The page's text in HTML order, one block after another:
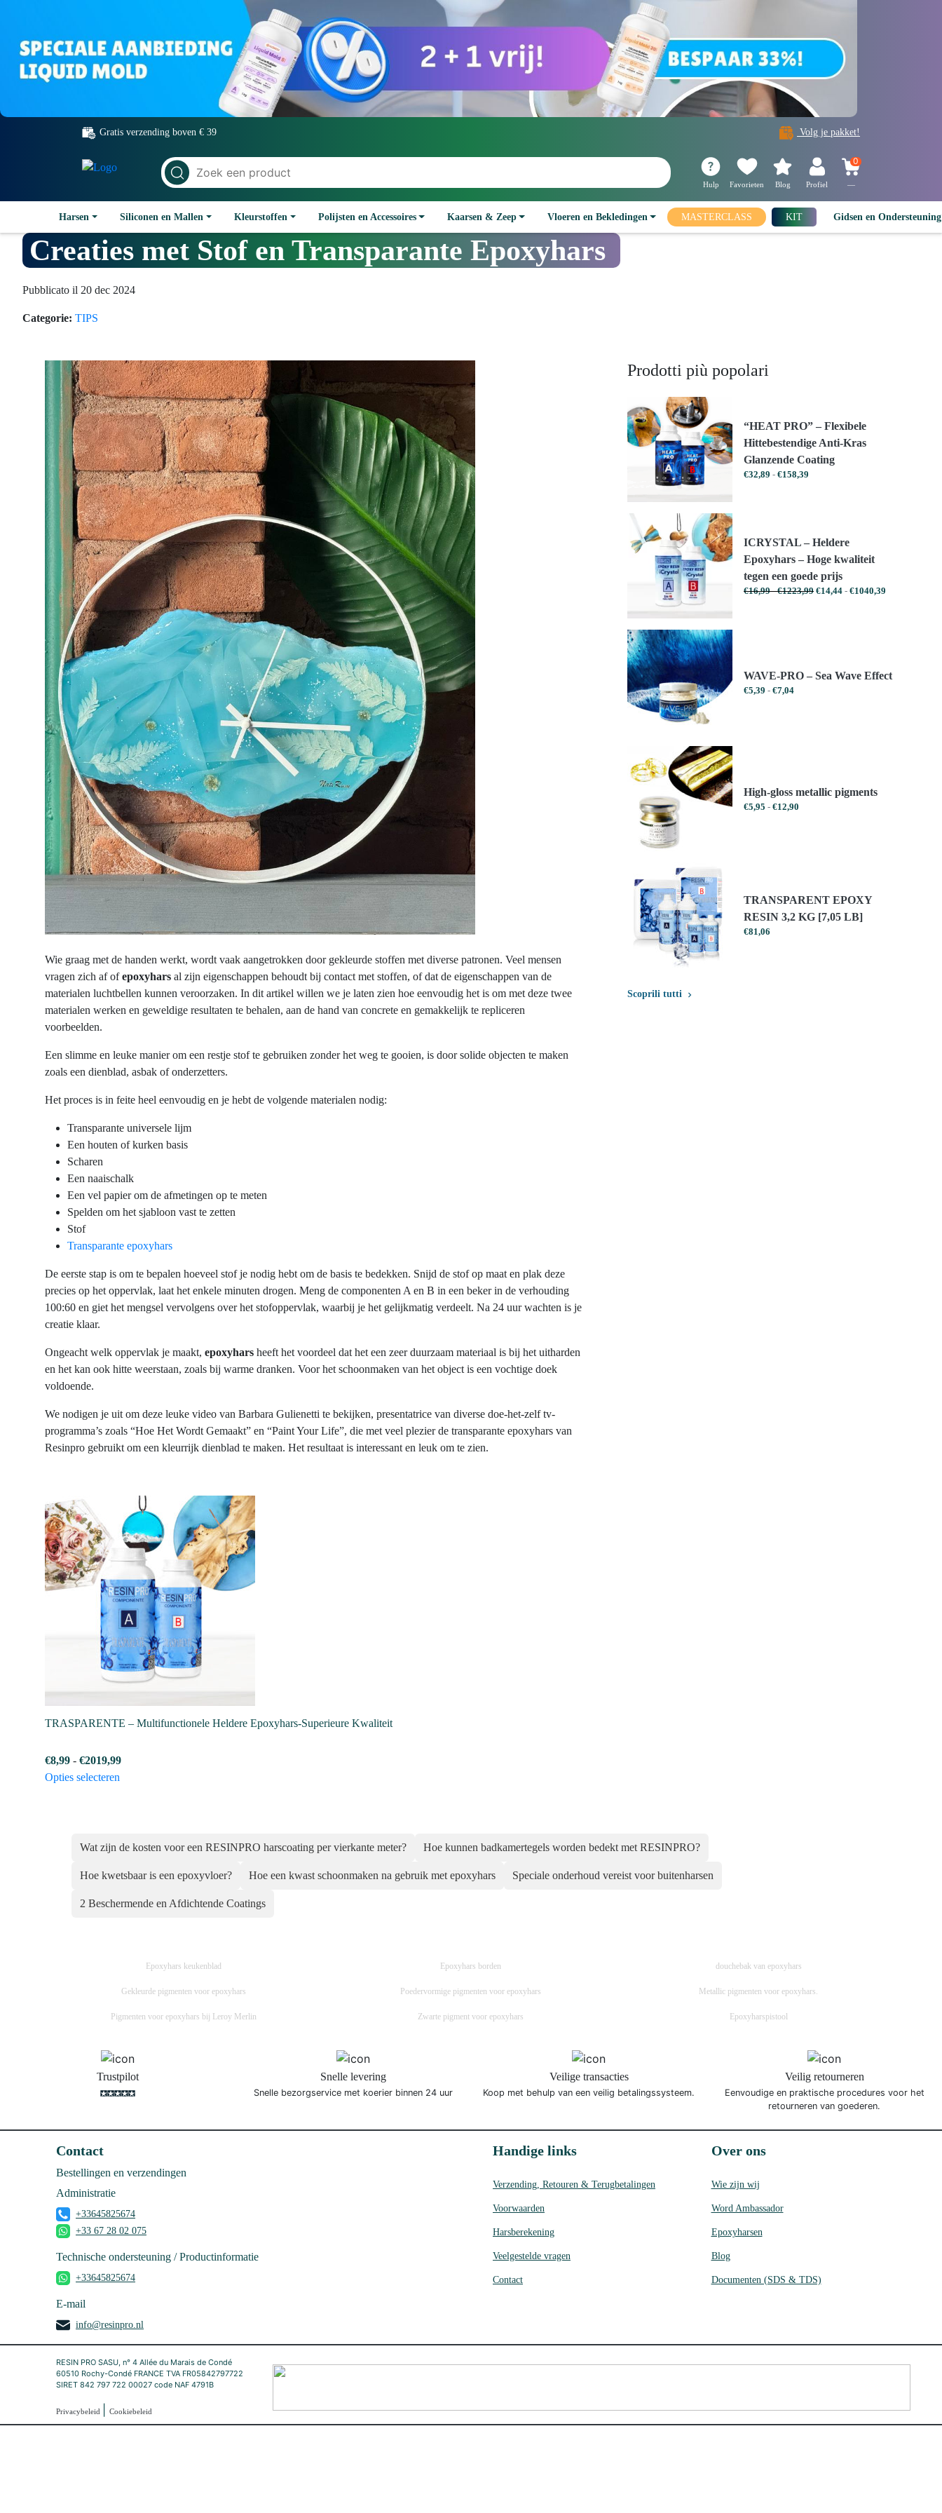
Gratis verzending boven € 39 Volg je pakket!
Hulp Favorieten Blog Profiel
0
—
Harsen Siliconen en Mallen Kleurstoffen Polijsten en Accessoires Kaarsen & Zeep Vloeren en Bekledingen MASTERCLASS KIT Gidsen en
Creaties met Stof en Transparante Epoxyhars
Pubblicato il 20 dec 2024
Categorie: TIPS
Wie graag met de handen werkt, wordt vaak aangetrokken door gekleurde stoffen met diverse patronen. Veel mensen
vragen zich afofepoxyhars al zijn eigenschappen behoudt bij contact met stoffen, ofdat de eigenschappen van de
materialen luchtbellen kunnen veroorzaken. In dit artikel willen we je laten zien hoe eenvoudig het is om met deze twee
materialen werken en geweldige resultaten te behalen, aan de hand van concrete en gemakkelijk te repliceren
voorbeelden.
Een slimme en leuke manierom een restje stof te gebruiken zonderhet weg te gooien, is doorsolide objecten te maken
zoals een dienblad, asbak ofonderzetters.
Het proces is in feite heel eenvoudig en je hebt de volgende materialen nodig:
Transparante universele lijm
Een houten of kurken basis
Scharen
Een naaischalk
Een vel papier om de afmetingen op te meten
Spelden om het sjabloon vast te zetten
Stof
Transparante epoxyhars
De eerste stap is om te bepalen hoeveel stofje nodig hebt om de basis te bedekken. Snijd de stofop maat en plak deze
precies op het oppervlak, laat het enkele minuten drogen. Meng de componenten A en B in een bekerin de verhouding
100:60 en giet het mengsel vervolgens over het stofoppervlak, waarbij je het gelijkmatig verdeelt. Na 24 uur wachten is je
creatie klaar.
Ongeacht welk oppervlak je maakt, epoxyhars heeft het voordeel dat het een zeer duurzaam materiaal is bij het uitharden
en het kan ook hitte weerstaan, zoals bij warme dranken. Voor het schoonmaken van het object is een vochtige doek
voldoende.
We nodigen je uit om deze leuke video van Barbara Gulienetti te bekijken, presentatrice van diverse doe-het-zelftv-
programma’s zoals “Hoe Het Wordt Gemaakt” en “Paint Your Life”, die met veel plezierde transparante epoxyhars van
Resinpro gebruikt om een kleurrijk dienblad te maken. Het resultaat is interessant en leuk om te zien.
TRASPARENTE – Multifunctionele Heldere Epoxyhars-Superieure Kwaliteit
€8,99 - €2019,99Prijsklasse:
Opties selecteren
variaties.
optie
gekozen
Prodotti più popolari
“HEAT PRO” – Flexibele
Hittebestendige Anti-Kras
Glanzende Coating
€32,89 - €158,39Prijsklasse:
ICRYSTAL – Heldere
Epoxyhars – Hoge kwaliteit
tegen een goede prijs
€16,99 - €1223,99Prijsklasse:
€14,44 - €1040,39Prijsklasse:
WAVE-PRO – Sea Wave Effect
€5,39 - €7,04Prijsklasse:
High-gloss metallic pigments
€5,95 - €12,90Prijsklasse:
TRANSPARENT EPOXY
RESIN 3,2 KG [7,05 LB]
€81,06
Scoprili tutti
Wat zijn de kosten voor een RESINPRO harscoating per vierkante meter? Hoe kunnen badkamertegels worden bedekt met RESINPRO?
Hoe kwetsbaar is een epoxyvloer? Hoe een kwast schoonmaken na gebruik met epoxyhars Speciale onderhoud vereist voor buitenharsen
2 Beschermende en Afdichtende Coatings
Epoxyhars keukenblad Epoxyhars borden douchebak van epoxyhars
Gekleurde pigmenten voor epoxyhars Poedervormige pigmenten voor epoxyhars Metallic pigmenten voor epoxyhars.
Pigmenten voor epoxyhars bij Leroy Merlin Zwarte pigment voor epoxyhars Epoxyharspistool
Trustpilot Snelle levering
Snelle bezorgservice met koerier binnen 24 uur
Veilige transacties
Koop met behulp van een veilig betalingssysteem.
Veilig retourneren
Eenvoudige en praktische procedures voor het
retourneren van goederen.
Contact
Bestellingen en verzendingen
Administratie
+33645825674
+33 67 28 02 075
Technische ondersteuning / Productinformatie
+33645825674
E-mail
info@resinpro.nl
Handige links
Verzending, Retouren & Terugbetalingen
Voorwaarden
Harsberekening
Veelgestelde vragen
Contact
Over ons
Wie zijn wij
Word Ambassador
Epoxyharsen
Blog
Documenten (SDS & TDS)
RESIN PRO SASU, n° 4 Allée du Marais de Condé
60510 Rochy-Condé FRANCE TVA FR05842797722
SIRET 842 797 722 00027 code NAF 4791B
Privacybeleid Cookiebeleid